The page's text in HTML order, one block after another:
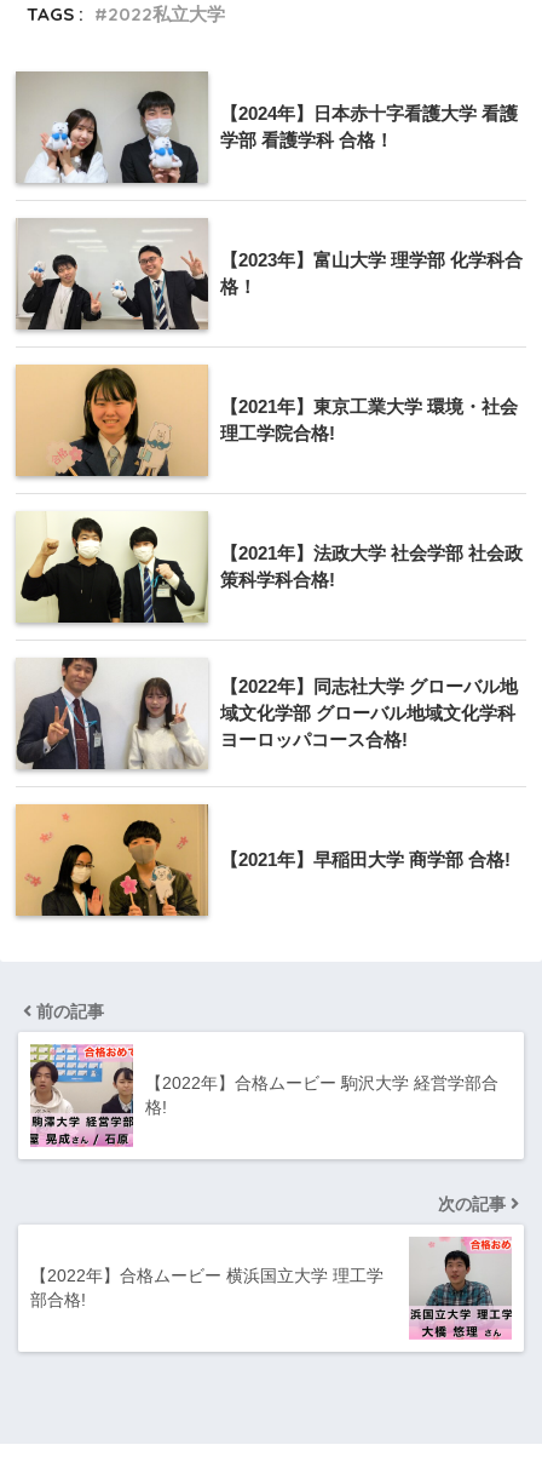
TAGS :
2022私立大学
【2024年】日本赤十字看護大学 看護
学部 看護学科 合格！
【2023年】富山大学 理学部 化学科合
格！
【2021年】東京工業大学 環境・社会
理工学院合格!
【2021年】法政大学 社会学部 社会政
策科学科合格!
【2022年】同志社大学 グローバル地
域文化学部 グローバル地域文化学科
ヨーロッパコース合格!
【2021年】早稲田大学 商学部 合格!
前の記事
【2022年】合格ムービー 駒沢大学 経営学部合
格!
次の記事
【2022年】合格ムービー 横浜国立大学 理工学
部合格!